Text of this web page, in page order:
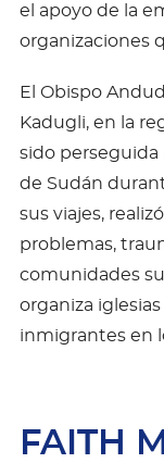
el apoyo de la
organizaciones
El Obispo
Kadugli, en la
sido
de Sudán
sus viajes,
problemas,
comunidades
organiza
inmigrantes en
FAITH